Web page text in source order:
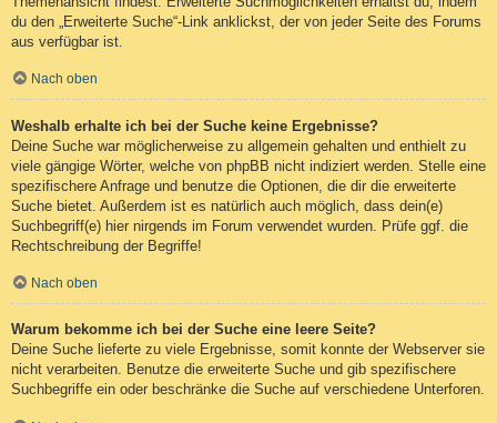
du den „Erweiterte Suche“-Link anklickst, der von jeder Seite des Forums
aus verfügbar ist.
Nach oben
Weshalb erhalte ich bei der Suche keine Ergebnisse?
Deine Suche war möglicherweise zu allgemein gehalten und enthielt zu
viele gängige Wörter, welche von phpBB nicht indiziert werden. Stelle eine
spezifischere Anfrage und benutze die Optionen, die dir die erweiterte
Suche bietet. Außerdem ist es natürlich auch möglich, dass dein(e)
Suchbegriff(e) hier nirgends im Forum verwendet wurden. Prüfe ggf. die
Rechtschreibung der Begriffe!
Nach oben
Warum bekomme ich bei der Suche eine leere Seite?
Deine Suche lieferte zu viele Ergebnisse, somit konnte der Webserver sie
nicht verarbeiten. Benutze die erweiterte Suche und gib spezifischere
Suchbegriffe ein oder beschränke die Suche auf verschiedene Unterforen.